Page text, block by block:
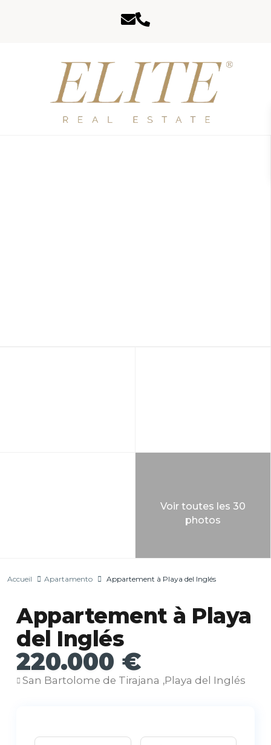
Voir toutes les 30
photos
Accueil Apartamento Appartement à Playa del Inglés
Appartement à Playa
del Inglés
220.000 €
San Bartolome de Tirajana ,Playa del Inglés